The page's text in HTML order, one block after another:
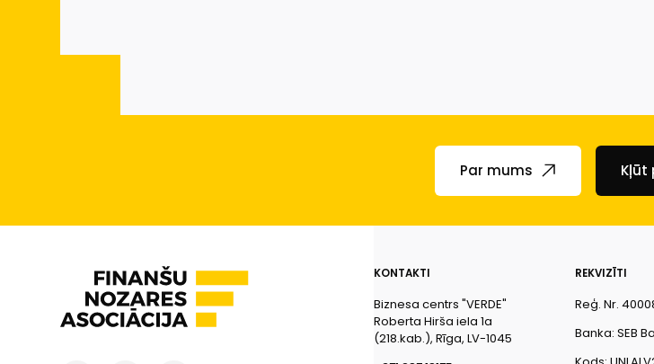
Par mums Kļūt
KONTAKTI
Biznesa centrs "VERDE"
Roberta Hirša iela 1a
(218.kab.), Rīga, LV-1045
REKVIZĪTI
Reģ. Nr.
Banka: SEB